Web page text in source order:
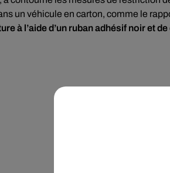
un véhicule en carton, comme le
à l’aide d’un ruban adhésif noir et